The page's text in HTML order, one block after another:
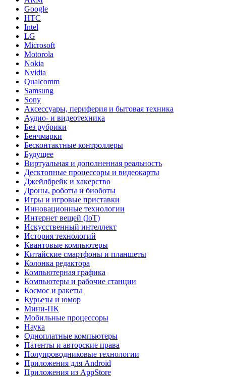
Google
HTC
Intel
LG
Microsoft
Motorola
Nokia
Nvidia
Qualcomm
Samsung
Sony
Аксессуары, периферия и бытовая техника
Аудио- и видеотехника
Без рубрики
Бенчмарки
Бесконтактные контроллеры
Будущее
Виртуальная и дополненная реальность
Десктопные процессоры и видеокарты
Джейлбрейк и хакерство
Дроны, роботы и биоботы
Игры и игровые приставки
Инновационные технологии
Интернет вещей (IoT)
Искусственный интеллект
История технологий
Квантовые компьютеры
Китайские смартфоны и планшеты
Колонка редактора
Компьютерная графика
Компьютеры и рабочие станции
Космос и ракеты
Курьезы и юмор
Мини-ПК
Мобильные процессоры
Наука
Одноплатные компьютеры
Патенты и авторские права
Полупроводниковые технологии
Приложения для Android
Приложения из AppStore